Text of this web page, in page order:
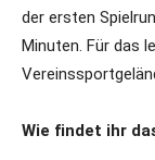
der ersten
Minuten. Für das
Wie findet ihr